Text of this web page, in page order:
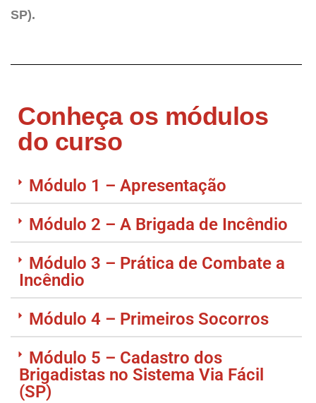
SP).
Conheça os módulos
do curso
Módulo 1 – Apresentação
Módulo 2 – A Brigada de Incêndio
Módulo 3 – Prática de Combate a
Incêndio
Módulo 4 – Primeiros Socorros
Módulo 5 – Cadastro dos
Brigadistas no Sistema Via Fácil
(SP)